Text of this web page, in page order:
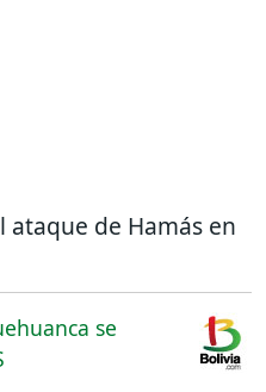
ataque de Hamás en